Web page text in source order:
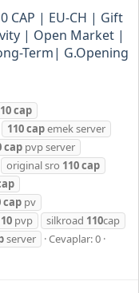
CAP | EU-CH | Gift
| Open Market |
Term| G.Opening
cap
110capemek server
cap pvp server
original sro 110cap
cap pv
pvp silkroad 110cap
server
Cevaplar: 0